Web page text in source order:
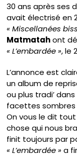
30 ans après ses
avait électrisé en
« Miscellanées
Matmatahont
« L’embardée », le
L’annonce est
un album de
ou plus tradi’
facettes sombres
On vous le dit
chose qui nous
finit toujours par
« L’embardée »a